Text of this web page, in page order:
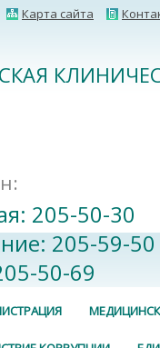
Карта сайта
205-50-30
205-59-50
50-69